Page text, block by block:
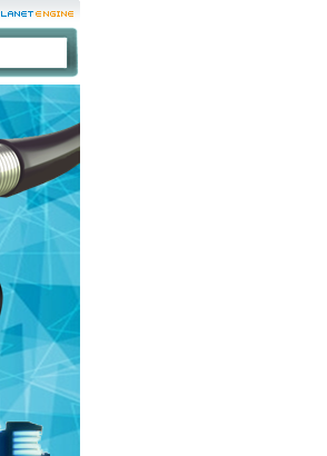
ศูนย์จำหน่าย จานดาวเทียม กล้องวงจรปิด